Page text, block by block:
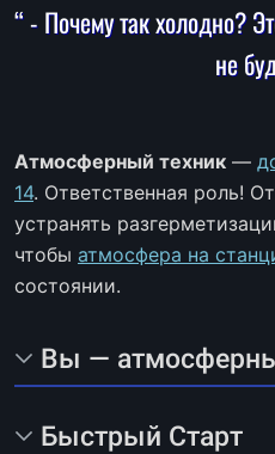
“ - Почему так холодно?
не
Атмосферный техник —
14. Ответственная роль!
устранять
чтобы атмосфера на
состоянии.
Вы —
Быстрый Старт